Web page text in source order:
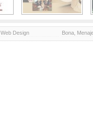
Web Design Bona,